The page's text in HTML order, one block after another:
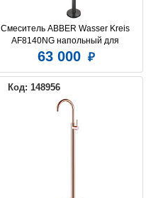
Смеситель ABBER Wasser Kreis
AF8140NG напольный для
раковины, никель
63 000
Код: 148956